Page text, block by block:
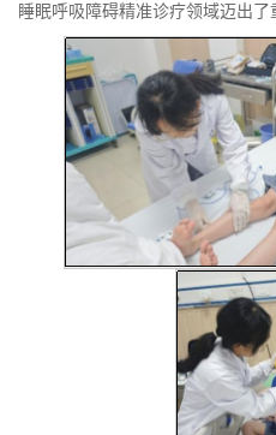
睡眠呼吸障碍精准诊疗领域迈出了